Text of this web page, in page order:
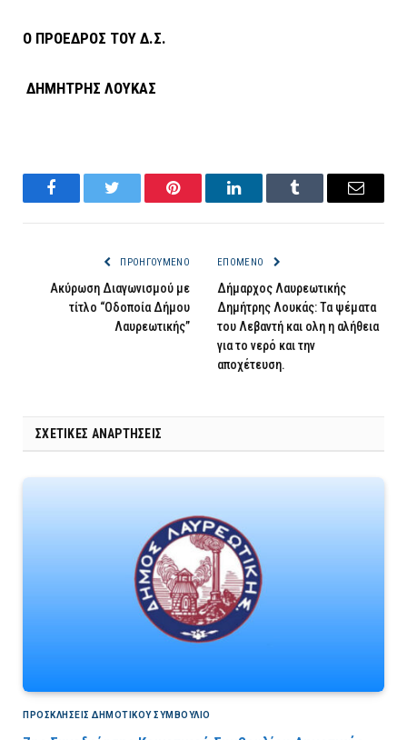
Ο ΠΡΟΕΔΡΟΣ ΤΟΥ Δ.Σ.
ΔΗΜΗΤΡΗΣ ΛΟΥΚΑΣ
FacebookTwitter Pinterest LinkedInTumblr Email
ΠΡΟΗΓΟΎΜΕΝΟ
Ακύρωση Διαγωνισμού με
τίτλο “Οδοποία Δήμου
Λαυρεωτικής”
ΕΠΌΜΕΝΟ
Δήμαρχος Λαυρεωτικής
Δημήτρης Λουκάς: Τα ψέματα
του Λεβαντή και ολη η αλήθεια
για το νερό και την
αποχέτευση.
ΣΧΕΤΙΚΈΣ ΑΝΑΡΤΉΣΕΙΣ
ΠΡΟΣΚΛΉΣΕΙΣ ΔΗΜΟΤΙΚΟΎ ΣΥΜΒΟΎΛΙΟ